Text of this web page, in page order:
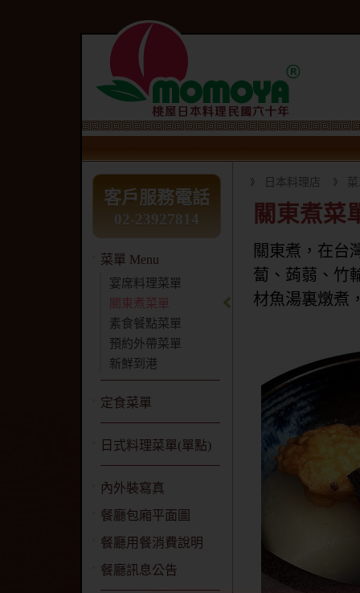
客戶服務電話
02-23927814
菜單 Menu
宴席料理菜單
關東煮菜單
素食餐點菜單
預約外帶菜單
新鮮到港
定食菜單
日式料理菜單(單點)
內外裝寫真
餐廳包廂平面圖
餐廳用餐消費說明
餐廳訊息公告
日本料理店
關東煮菜
關東煮，在台
蔔、蒟蒻、竹
材魚湯裏燉煮